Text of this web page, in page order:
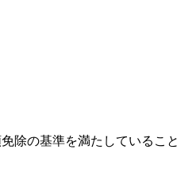
除の基準を満たしているこ